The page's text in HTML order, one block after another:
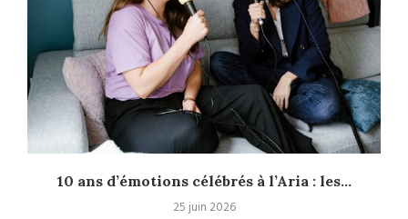
10 ans d’émotions célébrés à l’Aria : les...
25 juin 2026